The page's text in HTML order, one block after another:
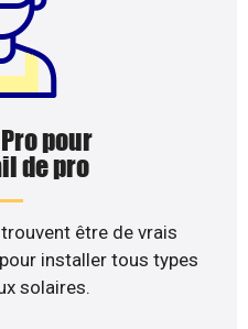
pour
de pro
être de vrais
installer tous types
solaires.